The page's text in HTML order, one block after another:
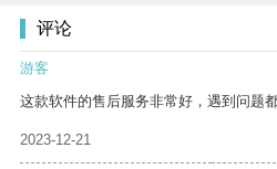
评论
游客
这款软件的售后服务非常好，遇到问题
2023-12-21